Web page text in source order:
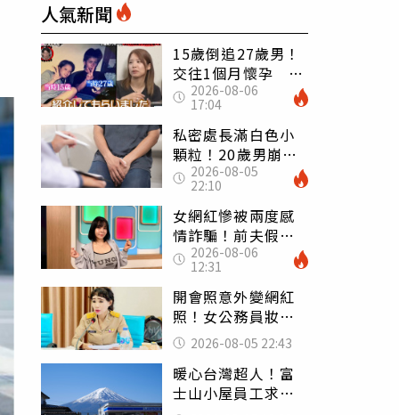
人氣新聞
15歲倒追27歲男！
交往1個月懷孕 36
歲當阿嬤故事曝光
2026-08-06
17:04
私密處長滿白色小
顆粒！20歲男崩潰
求診 醫曝5大真相
別再誤會
2026-08-05
22:10
女網紅慘被兩度感
情詐騙！前夫假割
頸詐光200萬再遇假
富商「養套殺2000
萬」
2026-08-06
12:31
開會照意外變網紅
照！女公務員妝容
掀2千則留言 本人
怒嗆：化妝有錯嗎
2026-08-05 22:43
暖心台灣超人！富
士山小屋員工求助